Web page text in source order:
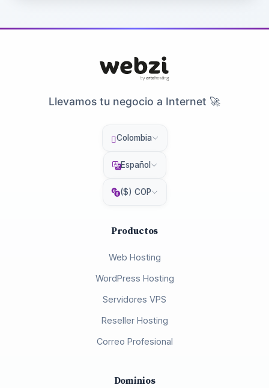
Llevamos tu negocio a Internet 🚀
Colombia
Español
($) COP
Productos
Web Hosting
WordPress Hosting
Servidores VPS
Reseller Hosting
Correo Profesional
Dominios